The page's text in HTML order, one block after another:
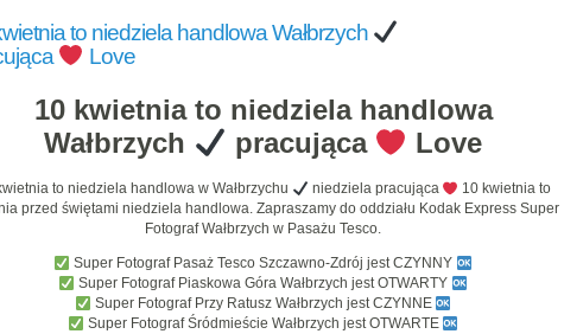
to niedziela handlowa Wałbrzych
Love
10 kwietnia to niedziela handlowa
Wałbrzych
pracująca Love
to niedziela handlowa w Wałbrzychu niedziela pracująca
10 kwietnia to
przed świętami niedziela handlowa. Zapraszamy do oddziału Kodak Express Super
Fotograf Wałbrzych w Pasażu Tesco.
Super Fotograf Pasaż Tesco Szczawno-Zdrój jest CZYNNY
Super Fotograf Piaskowa Góra Wałbrzych jest OTWARTY
Super Fotograf Przy Ratusz Wałbrzych jest CZYNNE
Super Fotograf Śródmieście Wałbrzych jest OTWARTE